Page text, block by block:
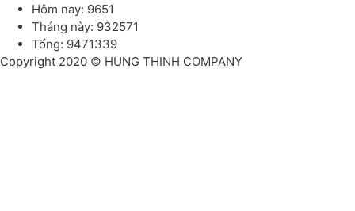
Hôm nay: 9651
Tháng này: 932571
Tổng: 9471339
Copyright 2020 © HUNG THINH COMPANY